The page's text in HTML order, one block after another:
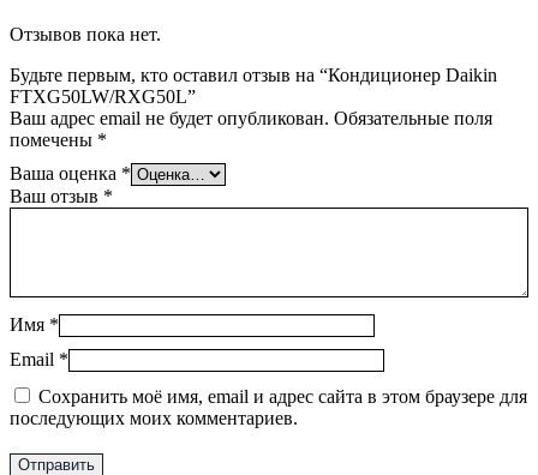
Отзывов пока нет.
Будьте первым, кто оставил отзыв на “Кондиционер Daikin
FTXG50LW/RXG50L”
Ваш адрес email не будет опубликован. Обязательные поля
помечены *
Ваша оценка *
Ваш отзыв *
Имя *
Email *
Сохранить моё имя, email и адрес сайта в этом браузере для
последующих моих комментариев.